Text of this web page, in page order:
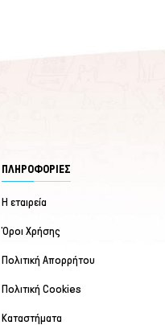
ΠΛΗΡΟΦΟΡΙΕΣ
Η εταιρεία
Όροι Χρήσης
Πολιτική Απορρήτου
Πολιτική Cookies
Καταστήματα